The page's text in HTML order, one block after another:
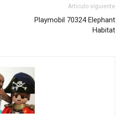
Artículo siguiente
Playmobil 70324 Elephant
Habitat